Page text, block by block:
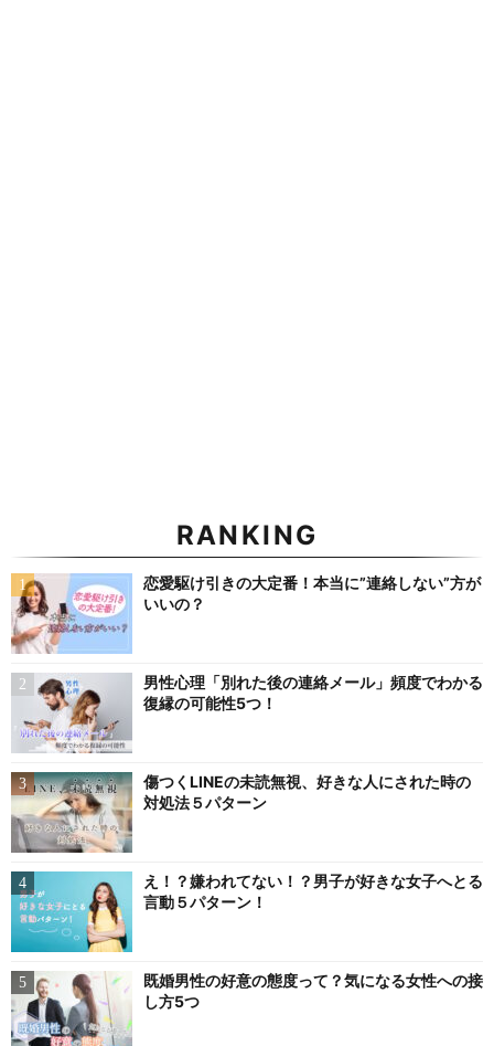
RANKING
恋愛駆け引きの大定番！本当に”連絡しない”方が
いいの？
男性心理「別れた後の連絡メール」頻度でわかる
復縁の可能性5つ！
傷つくLINEの未読無視、好きな人にされた時の
対処法５パターン
え！？嫌われてない！？男子が好きな女子へとる
言動５パターン！
既婚男性の好意の態度って？気になる女性への接
し方5つ